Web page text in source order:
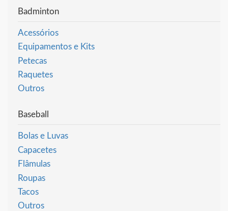
Badminton
Acessórios
Equipamentos e Kits
Petecas
Raquetes
Outros
Baseball
Bolas e Luvas
Capacetes
Flâmulas
Roupas
Tacos
Outros